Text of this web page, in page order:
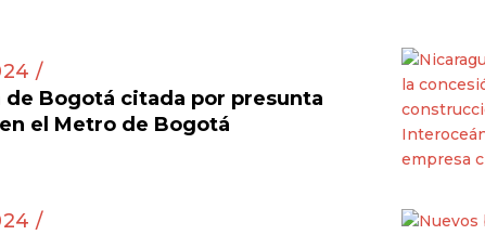
/
de Bogotá citada por presunta
el Metro de Bogotá
/